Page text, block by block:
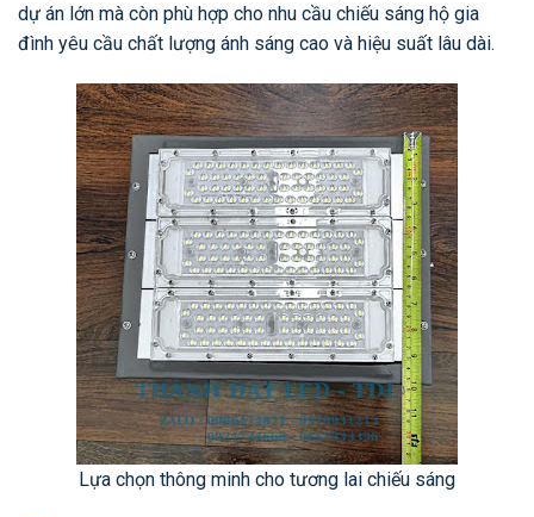
dự án lớn mà còn phù hợp cho nhu cầu chiếu sáng hộ gia
đình yêu cầu chất lượng ánh sáng cao và hiệu suất lâu dài.
Lựa chọn thông minh cho tương lai chiếu sáng